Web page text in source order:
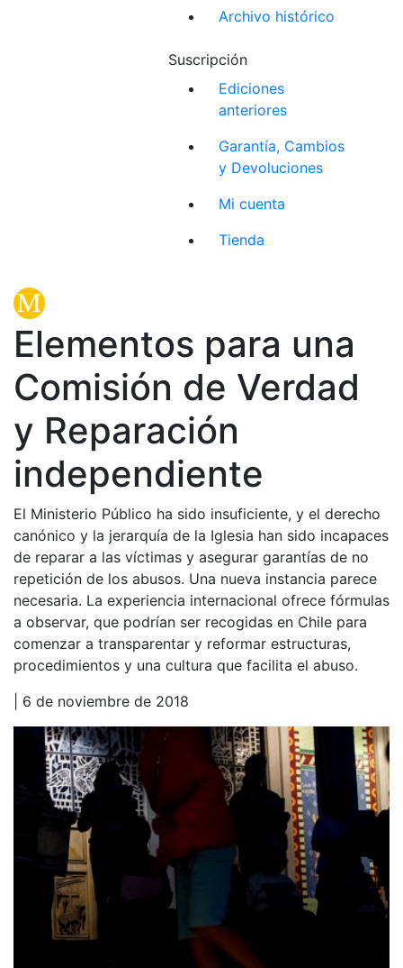
Archivo histórico
Suscripción
Ediciones
anteriores
Garantía, Cambios
y Devoluciones
Mi cuenta
Tienda
Elementos para una
Comisión de Verdad
y Reparación
independiente
El Ministerio Público ha sido insuficiente, y el derecho
canónico y la jerarquía de la Iglesia han sido incapaces
de reparar a las víctimas y asegurar garantías de no
repetición de los abusos. Una nueva instancia parece
necesaria. La experiencia internacional ofrece fórmulas
a observar, que podrían ser recogidas en Chile para
comenzar a transparentar y reformar estructuras,
procedimientos y una cultura que facilita el abuso.
| 6 de noviembre de 2018